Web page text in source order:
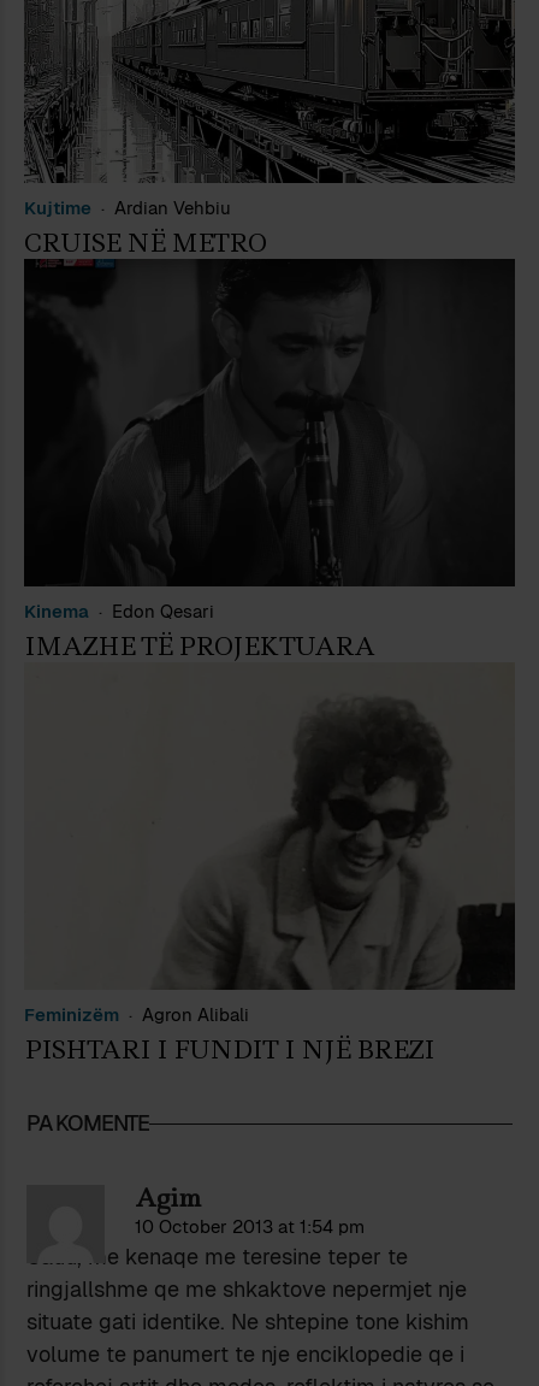
Kujtime Ardian Vehbiu
CRUISE NË METRO
Kinema Edon Qesari
IMAZHE TË PROJEKTUARA
Feminizëm Agron Alibali
PISHTARI I FUNDIT I NJË BREZI
PA KOMENTE
Agim
10 October 2013 at 1:54 pm
Uauu, me kenaqe me teresine teper te
ringjallshme qe me shkaktove nepermjet nje
situate gati identike. Ne shtepine tone kishim
volume te panumert te nje enciklopedie qe i